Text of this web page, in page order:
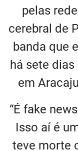
pelas
cerebral de
banda que
há sete
em
“É fake
Isso aí é
teve morte